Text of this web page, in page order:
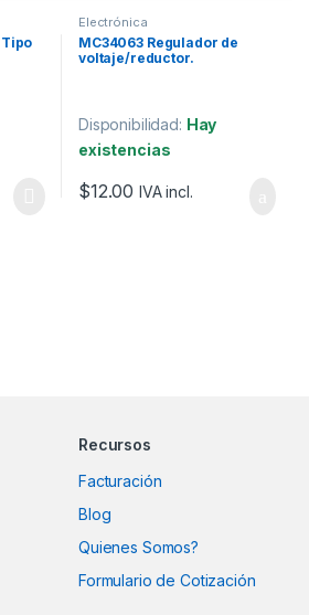
Tipo
Electrónica
MC34063 Regulador de
voltaje/reductor.
Disponibilidad: Hay
existencias
$12.00 IVA incl.
Recursos
Facturación
Blog
Quienes Somos?
Formulario de Cotización